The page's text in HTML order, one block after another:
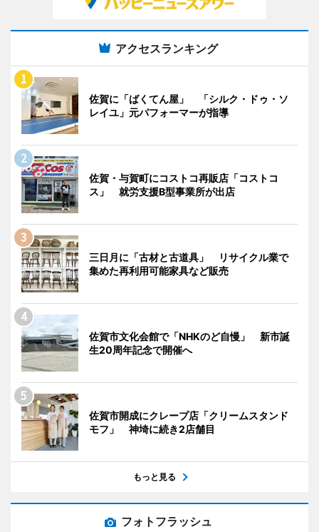
アクセスランキング
佐賀に「ばくてん屋」 「シルク・ドゥ・ソ
レイユ」元パフォーマーが指導
佐賀・与賀町にコストコ再販店「コストコ
ス」 就労支援B型事業所が出店
三日月に「古材と古道具」 リサイクル業で
集めた再利用可能家具など販売
佐賀市文化会館で「NHKのど自慢」 新市誕
生20周年記念で開催へ
佐賀市開成にクレープ店「クリームスタンド
モフ」 神埼に続き2店舗目
もっと見る
フォトフラッシュ